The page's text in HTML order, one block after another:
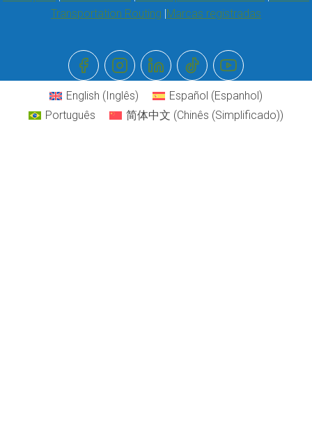
Transportation Routing Marcas registradas
English (Inglês) Español (Espanhol)
Português
简体中文 (Chinês (Simplificado))